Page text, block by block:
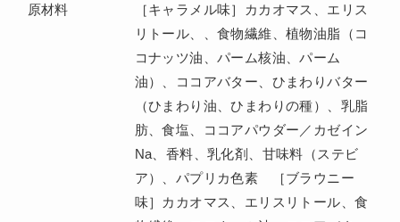
原材料
［キャラメル味］カカオマス、エリス
リトール、、食物繊維、植物油脂（コ
コナッツ油、パーム核油、パーム
油）、ココアバター、ひまわりバター
（ひまわり油、ひまわりの種）、乳脂
肪、食塩、ココアパウダー／カゼイン
Na、香料、乳化剤、甘味料（ステビ
ア）、パプリカ色素 ［ブラウニー
味］カカオマス、エリスリトール、食